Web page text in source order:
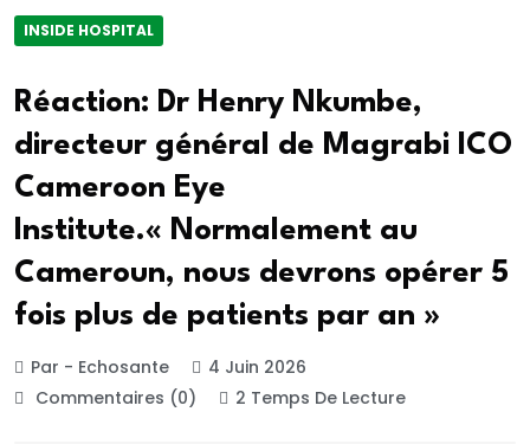
INSIDE HOSPITAL
Réaction: Dr Henry Nkumbe,
directeur général de Magrabi ICO
Cameroon Eye
Institute.« Normalement au
Cameroun, nous devrons opérer 5
fois plus de patients par an »
Par - Echosante
4 Juin 2026
Commentaires (0)
2 Temps De Lecture